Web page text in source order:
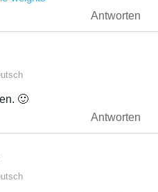
Antworten
🙂
Antworten